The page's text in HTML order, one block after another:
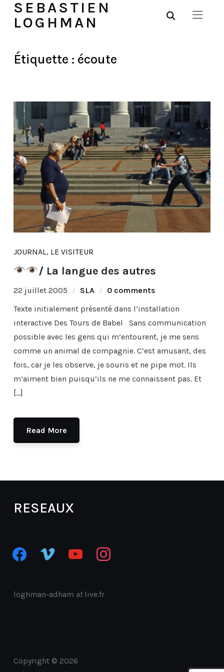
SEBASTIEN
LOGHMAN
Étiquette : écoute
JOURNAL, LE VISITEUR
/ La langue des autres
22 juillet 2005 SLA
0 comments
Texte initialement présenté dans l’installation
interactive Des Tours de Babel Sans communication
possible avec les gens qui m’entourent, je me sens
comme un animal de compagnie. C’est amusant, des
fois, car je les observe, je souris et ne pipe mot. Ils
m’aiment bien puisqu’ils ne me connaissent pas. Et
[…]
Read More
RESEAUX
facebookvimeo youtube instagram
loghman-adham atlive.fr
Copyright © 2026